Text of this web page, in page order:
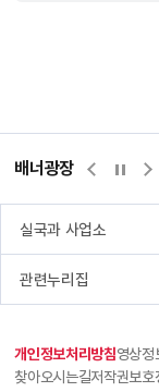
배너광장
량바로처리센터
실국과 사업소
관련누리집
개인정보처리방침영상정
찾아오시는길저작권보호